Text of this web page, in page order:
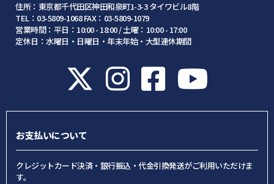
住所：東京都千代田区神田和泉町1-3-3 タイワビル8階
TEL：03-5809-1068 FAX：03-5809-1079
営業時間：平日：10:00 - 18:00 / 土曜：10:00 - 17:00
定休日：水曜日・日曜日・年末年始・大型連休期間
お支払いについて
クレジットカード決済・銀行振込・代金引換発送がご利用いただけま
す。